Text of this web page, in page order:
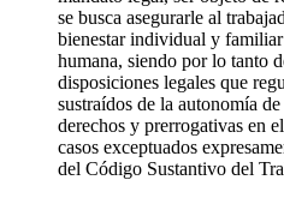
se busca asegurarle al
bienestar individual y
humana, siendo por lo tanto
disposiciones legales que
sustraídos de la autonomía
derechos y prerrogativas en
casos exceptuados
del Código Sustantivo del